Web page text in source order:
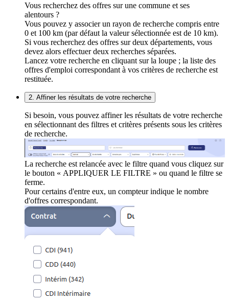
Vous recherchez des offres sur une commune et ses
alentours ?
Vous pouvez y associer un rayon de recherche compris entre
0 et 100 km (par défaut la valeur sélectionnée est de 10 km).
Si vous recherchez des offres sur deux départements, vous
devez alors effectuer deux recherches séparées.
Lancez votre recherche en cliquant sur la loupe ; la liste des
offres d'emploi correspondant à vos critères de recherche est
restituée.
2. Affiner les résultats de votre recherche
Si besoin, vous pouvez affiner les résultats de votre recherche
en sélectionnant des filtres et critères présents sous les critères
de recherche.
La recherche est relancée avec le filtre quand vous cliquez sur
le bouton « APPLIQUER LE FILTRE » ou quand le filtre se
ferme.
Pour certains d'entre eux, un compteur indique le nombre
d'offres correspondant.